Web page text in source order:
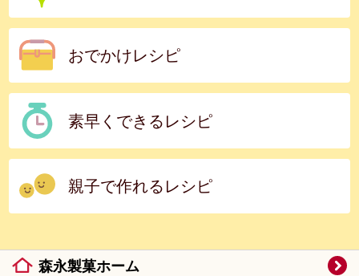
おでかけレシピ
素早くできるレシピ
親子で作れるレシピ
森永製菓ホーム